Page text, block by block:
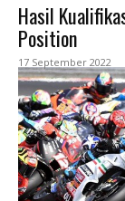
Hasil
Position
17 September 2022